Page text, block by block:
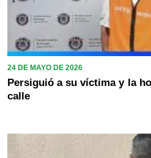
24 DE MAYO DE 2026
Persiguió a su víctima y la
calle